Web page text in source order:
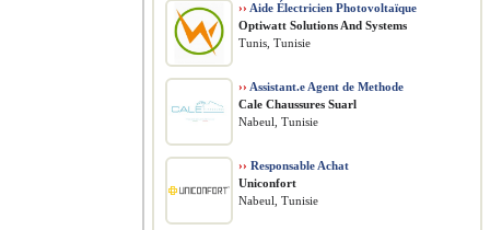
›› Aide Électricien Photovoltaïque
Optiwatt Solutions And Systems
Tunis, Tunisie
›› Assistant.e Agent de Methode
Cale Chaussures Suarl
Nabeul, Tunisie
›› Responsable Achat
Uniconfort
Nabeul, Tunisie